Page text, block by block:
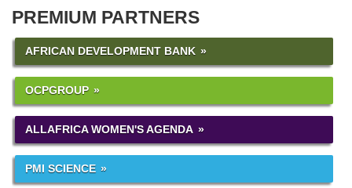
PREMIUM PARTNERS
AFRICAN DEVELOPMENT BANK
OCPGROUP
ALLAFRICA WOMEN'S AGENDA
PMI SCIENCE